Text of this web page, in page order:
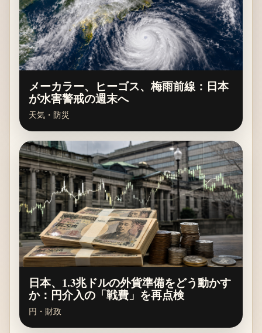
メーカラー、ヒーゴス、梅雨前線：日本
が水害警戒の週末へ
天気・防災
日本、1.3兆ドルの外貨準備をどう動かす
か：円介入の「戦費」を再点検
円・財政